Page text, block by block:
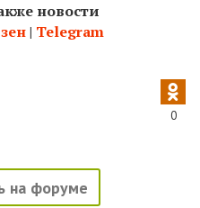
новости
| Telegram
0
на форуме